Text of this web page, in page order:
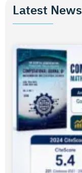
Latest News